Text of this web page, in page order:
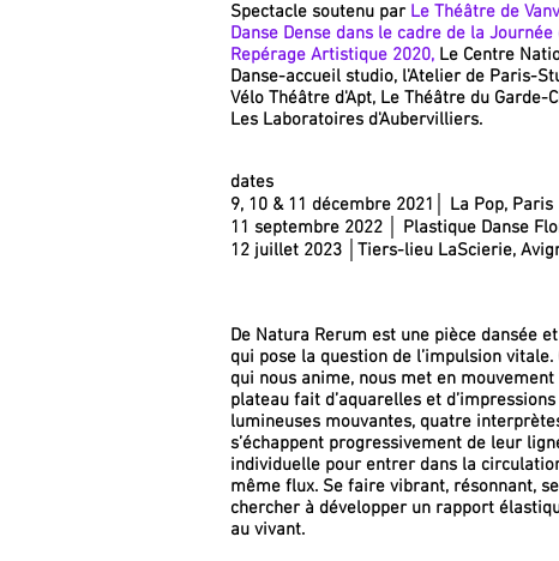
Spectacle soutenu par Le Théâtre de
Danse Dense dans le cadre de la Journée
Repérage Artistique 2020, Le Centre
Danse-accueil studio, l'Atelier de Paris-
Vélo Théâtre d'Apt, Le Théâtre du Garde-
Les Laboratoires d'Aubervilliers.
dates
9, 10 & 11 décembre 2021│ La Pop, Paris
11 septembre 2022 │ Plastique Danse
12 juillet 2023 │Tiers-lieu LaScierie,
De Natura Rerum est une pièce dansée
qui pose la question de l’impulsion vitale.
qui nous anime, nous met en mouvement
plateau fait d’aquarelles et d’impressions
lumineuses mouvantes, quatre
s’échappent progressivement de leur
individuelle pour entrer dans la
même flux. Se faire vibrant, résonnant,
chercher à développer un rapport
au vivant.